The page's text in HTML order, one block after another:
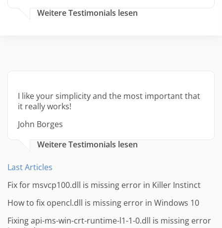
Weitere Testimonials lesen
I like your simplicity and the most important that
it really works!
John Borges
Weitere Testimonials lesen
Last Articles
Fix for msvcp100.dll is missing error in Killer Instinct
How to fix opencl.dll is missing error in Windows 10
Fixing api-ms-win-crt-runtime-l1-1-0.dll is missing error